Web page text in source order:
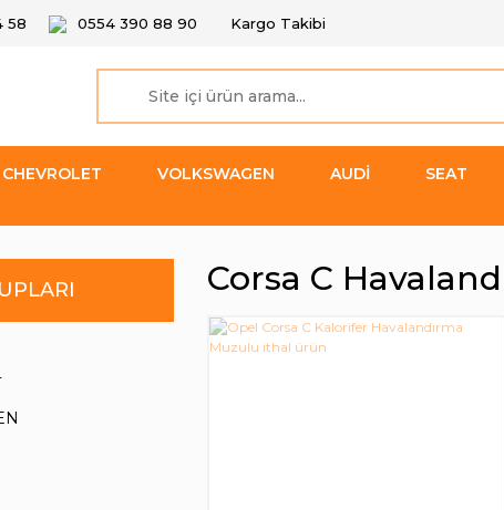
58 0554 390 88 90 Kargo Takibi
CHEVROLET VOLKSWAGEN AUDİ SEAT
Corsa C